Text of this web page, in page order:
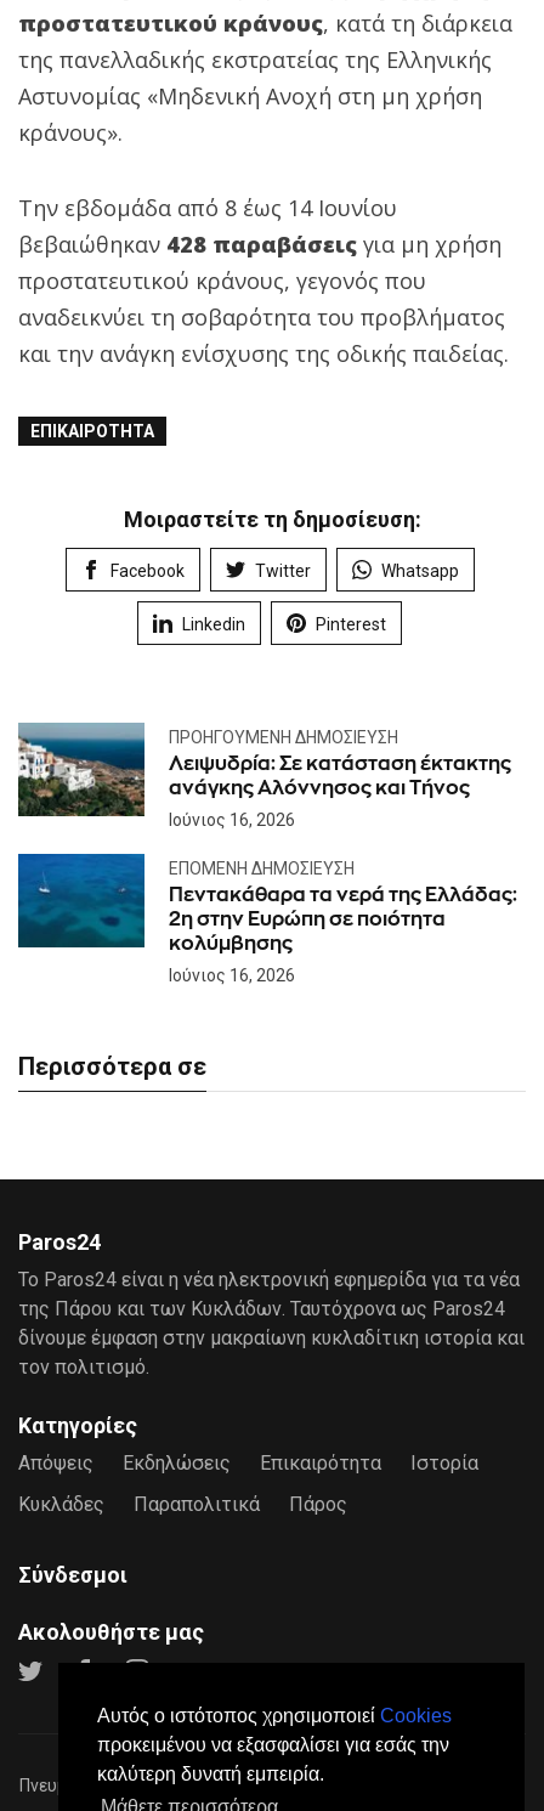
Αυτός ο ιστότοπος χρησιμοποιεί Cookies
προκειμένου να εξασφαλίσει για εσάς την
καλύτερη δυνατή εμπειρία.
προστατευτικού κράνους, κατά τη διάρκεια
της πανελλαδικής εκστρατείας της Ελληνικής
Αστυνομίας «Μηδενική Ανοχή στη μη χρήση
κράνους».
Την εβδομάδα από 8 έως 14 Ιουνίου
βεβαιώθηκαν 428 παραβάσεις για μη χρήση
προστατευτικού κράνους, γεγονός που
αναδεικνύει τη σοβαρότητα του προβλήματος
και την ανάγκη ενίσχυσης της οδικής παιδείας.
ΕΠΙΚΑΙΡΌΤΗΤΑ
Μοιραστείτε τη δημοσίευση:
Facebook Twitter Whatsapp
Linkedin Pinterest
ΠΡΟΗΓΟΎΜΕΝΗ ΔΗΜΟΣΊΕΥΣΗ
Λειψυδρία: Σε κατάσταση έκτακτης
ανάγκης Αλόννησος και Τήνος
Ιούνιος 16, 2026
ΕΠΌΜΕΝΗ ΔΗΜΟΣΊΕΥΣΗ
Πεντακάθαρα τα νερά της Ελλάδας:
2η στην Ευρώπη σε ποιότητα
κολύμβησης
Ιούνιος 16, 2026
Περισσότερα σε
Paros24
Το Paros24 είναι η νέα ηλεκτρονική εφημερίδα για τα νέα
της Πάρου και των Κυκλάδων. Ταυτόχρονα ως Paros24
δίνουμε έμφαση στην μακραίωνη κυκλαδίτικη ιστορία και
τον πολιτισμό.
Κατηγορίες
Απόψεις Εκδηλώσεις Επικαιρότητα
Ιστορία
Κυκλάδες
Παραπολιτικά Πάρος
Σύνδεσμοι
Ακολουθήστε μας
Πνευματικά Δικαιώματα © 2026Paros24